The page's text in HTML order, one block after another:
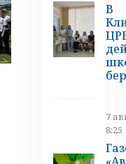
В
7
8:25